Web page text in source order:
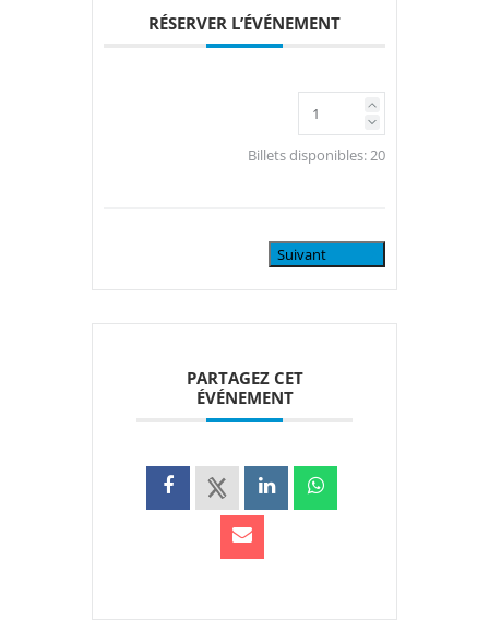
RÉSERVER L’ÉVÉNEMENT
Billets disponibles:20
Suivant
PARTAGEZ CET
ÉVÉNEMENT